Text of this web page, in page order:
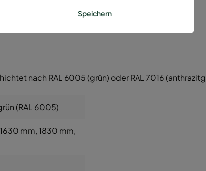
nach RAL 6005 (grün) oder RAL 7016
(RAL 6005)
mm, 1830 mm,
Speichern